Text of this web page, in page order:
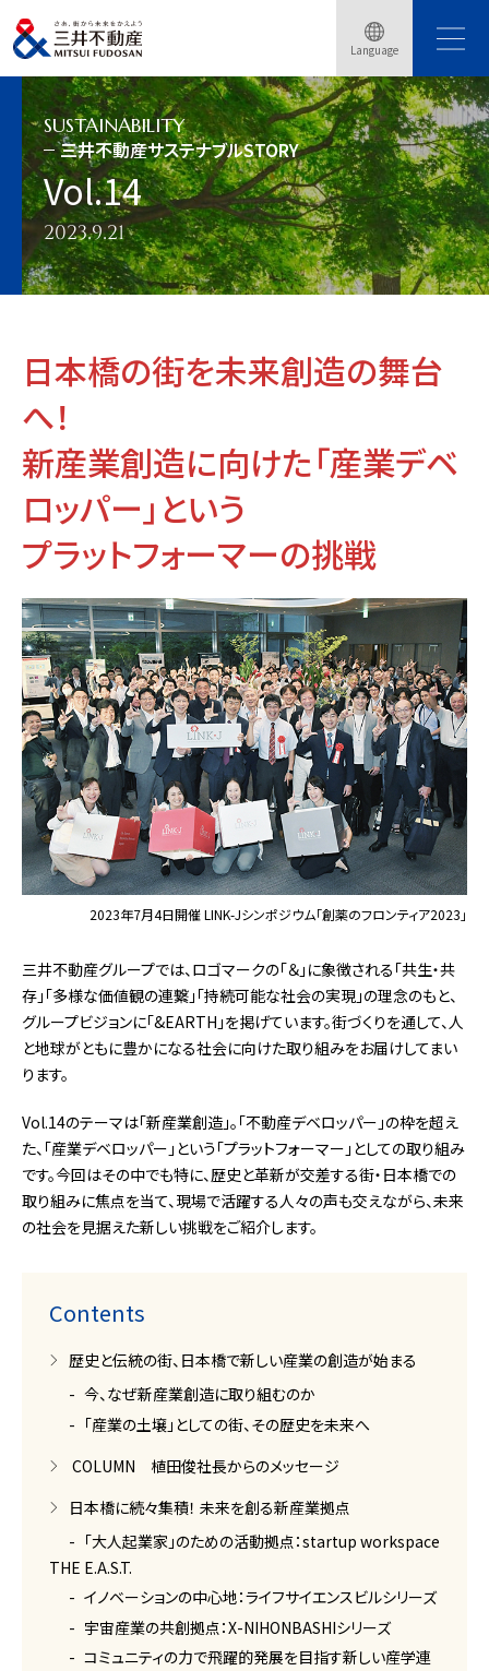
Language
トップページ サステナビリティ
三井不動産サステナブルSTORY
三井不動産サステナブルSTORY Vol.14
SUSTAINABILITY
三井不動産サステナブルSTORY
Vol.14
2023.9.21
日本橋の街を未来創造の舞台
へ！
新産業創造に向けた「産業デベ
ロッパー」という
プラットフォーマーの挑戦
2023年7月4日開催 LINK-Jシンポジウム「創薬のフロンティア2023」
三井不動産グループでは、ロゴマークの「＆」に象徴される「共生・共
存」「多様な価値観の連繋」「持続可能な社会の実現」の理念のもと、
グループビジョンに「&EARTH」を掲げています。街づくりを通して、人
と地球がともに豊かになる社会に向けた取り組みをお届けしてまい
ります。
Vol.14のテーマは「新産業創造」。「不動産デベロッパー」の枠を超え
た、「産業デベロッパー」という「プラットフォーマー」としての取り組み
です。今回はその中でも特に、歴史と革新が交差する街・日本橋での
取り組みに焦点を当て、現場で活躍する人々の声も交えながら、未来
の社会を見据えた新しい挑戦をご紹介します。
Contents
歴史と伝統の街、日本橋で新しい産業の創造が始まる
今、なぜ新産業創造に取り組むのか
「産業の土壌」としての街、その歴史を未来へ
COLUMN 植田俊社長からのメッセージ
日本橋に続々集積！ 未来を創る新産業拠点
「大人起業家」のための活動拠点：startup workspace
THE E.A.S.T.
イノベーションの中心地：ライフサイエンスビルシリーズ
宇宙産業の共創拠点：X-NIHONBASHIシリーズ
コミュニティの力で飛躍的発展を目指す新しい産学連